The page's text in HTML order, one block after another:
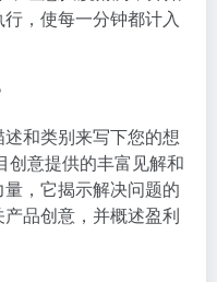
，使每一分钟都计入
和类别来写下您的想
创意提供的丰富见解和
，它揭示解决问题的
品创意，并概述盈利